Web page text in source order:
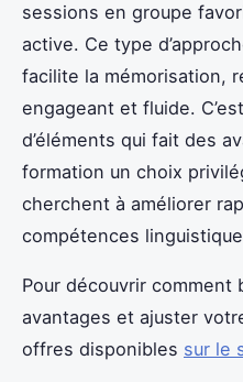
sessions en groupe
active. Ce type
facilite la mémorisation,
engageant et fluide.
d’éléments qui fait des
formation un choix
cherchent à améliorer
compétences
Pour découvrir comment
avantages et ajuster
offres disponibles sur le